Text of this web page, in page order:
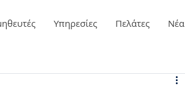
Υπηρεσίες Πελάτες Νέα